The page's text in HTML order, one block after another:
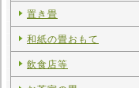
置き畳
和紙の畳おもて
飲食店等